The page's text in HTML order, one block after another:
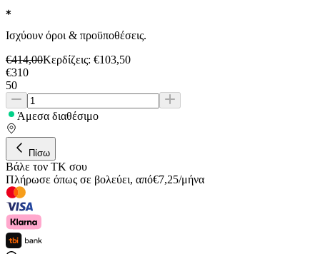
Ισχύουν όροι & προϋποθέσεις.
€414,00Κερδίζεις: €103,50
€310
50
Άμεσα διαθέσιμο
Πίσω
Βάλε τον ΤΚ σου
Πλήρωσε όπως σε βολεύει, από€7,25/μήνα